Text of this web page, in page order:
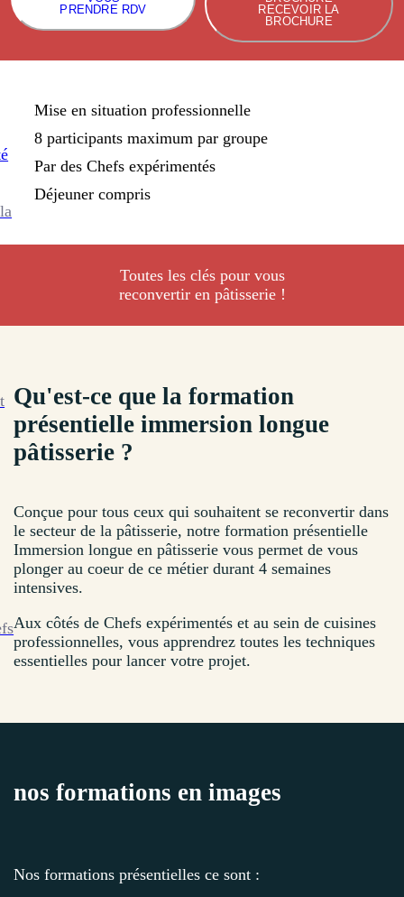
PRENDRE RDV
RECEVOIR LA
BROCHURE
Mise en situation professionnelle
8 participants maximum par groupe
Par des Chefs expérimentés
Déjeuner compris
Toutes les clés pour vous
reconvertir en pâtisserie !
Qu'est-ce que la formation
présentielle immersion longue
pâtisserie ?
Conçue pour tous ceux qui souhaitent se reconvertir dans
le secteur de la pâtisserie, notre formation présentielle
Immersion longue en pâtisserie vous permet de vous
plonger au coeur de ce métier durant 4 semaines
intensives.
Aux côtés de Chefs expérimentés et au sein de cuisines
professionnelles, vous apprendrez toutes les techniques
essentielles pour lancer votre projet.
nos formations en images
Nos formations présentielles ce sont :